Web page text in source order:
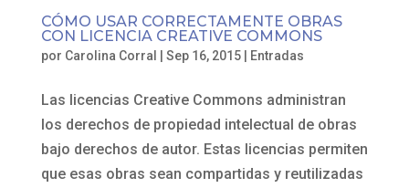
CÓMO USAR CORRECTAMENTE OBRAS
CON LICENCIA CREATIVE COMMONS
por Carolina Corral | Sep 16, 2015| Entradas
Las licencias Creative Commons administran
los derechos de propiedad intelectual de obras
bajo derechos de autor. Estas licencias permiten
que esas obras sean compartidas y reutilizadas